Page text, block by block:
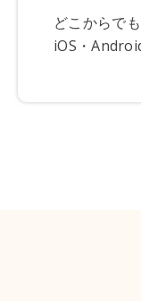
どこからで
iOS・